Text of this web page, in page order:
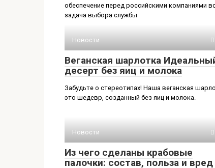
обеспечение перед российскими компаниями
задача выбора службы
Новости
Веганская шарлотка
десерт без яиц и молока
Забудьте о стереотипах! Наша веганская
это шедевр, созданный без яиц и молока.
Новости
Из чего сделаны крабовые
палочки: состав, польза и вред